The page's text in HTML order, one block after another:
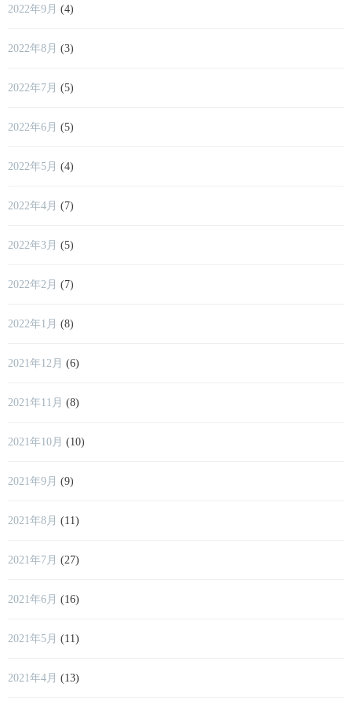
2022年9月 (4)
2022年8月 (3)
2022年7月 (5)
2022年6月 (5)
2022年5月 (4)
2022年4月 (7)
2022年3月 (5)
2022年2月 (7)
2022年1月 (8)
2021年12月 (6)
2021年11月 (8)
2021年10月 (10)
2021年9月 (9)
2021年8月 (11)
2021年7月 (27)
2021年6月 (16)
2021年5月 (11)
2021年4月 (13)